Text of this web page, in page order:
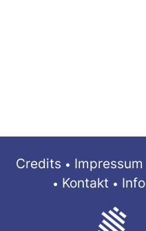
Credits Impressum
Kontakt
Info